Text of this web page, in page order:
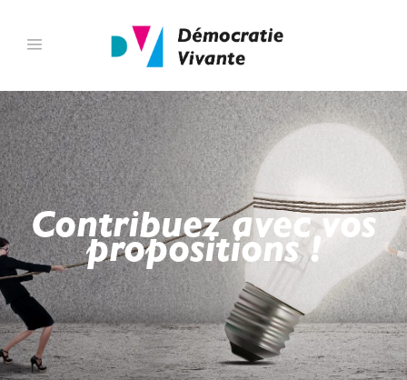
Contribuez avec vos
propositions !